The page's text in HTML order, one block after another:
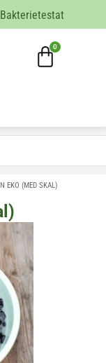
Bakterietestat
0
EKO (MED SKAL)